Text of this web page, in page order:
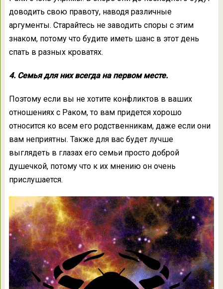
доводить свою правоту, наводя различные
аргументы. Старайтесь не заводить споры с этим
знаком, потому что будите иметь шанс в этот день
спать в разных кроватях.
4. Семья для них всегда на первом месте.
Поэтому если вы не хотите конфликтов в ваших
отношениях с Раком, то вам придется хорошо
относится ко всем его родственникам, даже если они
вам неприятны. Также для вас будет лучше
выглядеть в глазах его семьи просто доброй
душечкой, потому что к их мнению он очень
прислушается.